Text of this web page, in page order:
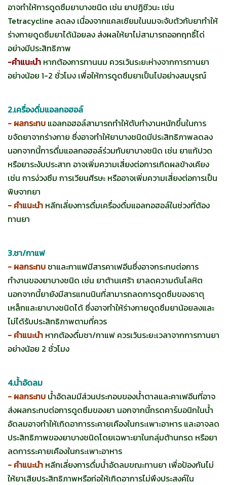
อาจทำให้การดูดซึมยาบางชนิด เช่น ยาปฏิชีวนะ เช่น
Tetracycline ลดลง เนื่องจากแคลเซียมในนมจะจับตัวกับยาทำให้
ร่างกายดูดซึมยาได้น้อยลง ส่งผลให้ยาไม่สามารถออกฤทธิ์ได่
อย่างมีประสิทธิภาพ
-คำแนะนำ หากต้องการทานนม ควรเว้นระยะห่างจากการทานยา
อย่างน้อย 1-2 ชั่วโมง เพื่อให้การดูดซึมยาเป็นไปอย่างสมบูรณ์
2.เครื่องดื่มแอลกอฮอล์
- ผลกระทบ แอลกอฮอล์สามารถทำให้ตับทำงานหนักขึ้นในการ
ขจัดยาจากร่างกาย ซึ่งอาจทำให้ยาบางชนิดมีประสิทธิภาพลดลง
นอกจากนี้การดื่มแอลกอฮอล์ร่วมกับยาบางชนิด เช่น ยาแก้ปวด
หรือยาระงับประสาท อาจเพิ่มความเสี่ยงต่อการเกิดผลข้างเคียง
เช่น การง่วงซึม การเวียนศีรษะ หรืออาจเพิ่มความเสี่ยงต่อการเป็น
พิษจากยา
- คำแนะนำ หลีกเลี่ยงการดื่มเครื่องดื่มแอลกอฮอล์ในช่วงที่ต้อง
ทานยา
3.ชา/กาแฟ
- ผลกระทบชาและกาแฟมีสารคาเฟอีนซึ่งอาจกระทบต่อการ
ทำงานของยาบางชนิด เช่น ยาต้านเศร้า ยาลดความดันโลหิต
นอกจากนี้ยายังมีสารแทนนินที่สามารถลดการดูดซึมของธาตุ
เหล็กและยาบางชนิดได้ ซึ่งอาจทำให้ร่างกายดูดซึมยาน้อยลงและ
ไม่ได้รับประสิทธิภาพตามที่ควร
- คำแนะนำ หากต้องดื่มชา/กาแฟ ควรเว้นระยะเวลาจากการทานยา
อย่างน้อย 2 ชั่วโมง
4.น้ำอัดลม
- ผลกระทบ น้ำอัดลมมีส่วนประกอบของน้ำตาลและคาเฟอีนที่อาจ
ส่งผลกระทบต่อการดูดซึมของยา นอกจากนี้กรดคาร์บอนิกในน้ำ
อัดลมอาจทำให้เกิดอาการระคายเคืองในกระเพาะอาหาร และอาจลด
ประสิทธิภาพของยาบางชนิดโดยเฉพาะยาในกลุ่มต้านกรด หรือยา
ลดการระคายเคืองในกระเพาะอาหาร
- คำแนะนำ หลีกเลี่ยงการดื่มน้ำอัดลมขณะทานยา เพื่อป้องกันไม่
ให้ยาเสียประสิทธิภาพหรือก่อให้เกิดอาการไม่พึงประสงค์ใน